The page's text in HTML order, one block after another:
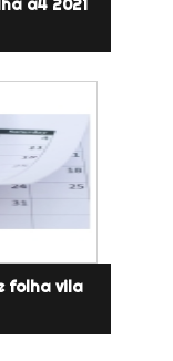
a4 2021
folha vila